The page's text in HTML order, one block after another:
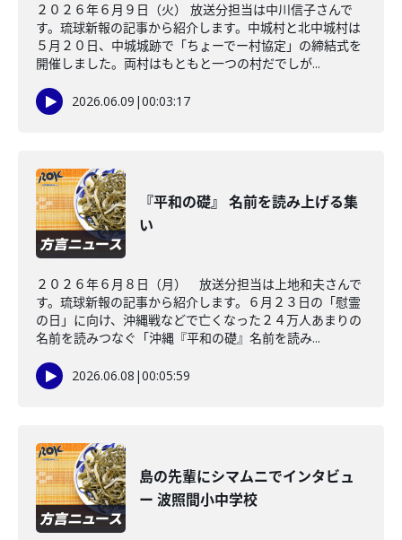
２０２６年６月９日（火） 放送分担当は中川信子さんで
す。琉球新報の記事から紹介します。中城村と北中城村は
５月２０日、中城城跡で「ちょーでー村協定」の締結式を
開催しました。両村はもともと一つの村だでしが...
2026.06.09 |00:03:17
『平和の礎』 名前を読み上げる集
い
２０２６年６月８日（月） 放送分担当は上地和夫さんで
す。琉球新報の記事から紹介します。６月２３日の「慰霊
の日」に向け、沖縄戦などで亡くなった２４万人あまりの
名前を読みつなぐ「沖縄『平和の礎』名前を読み...
2026.06.08 |00:05:59
島の先輩にシマムニでインタビュ
ー 波照間小中学校